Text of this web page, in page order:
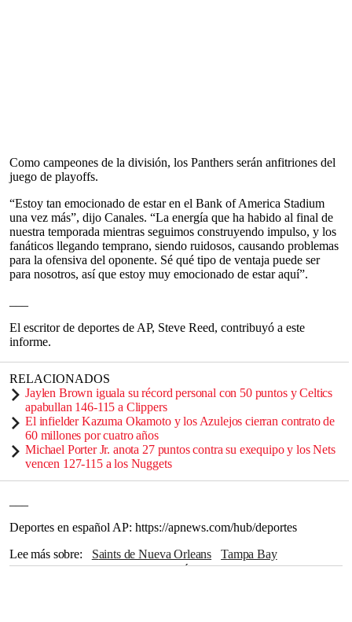
Como campeones de la división, los Panthers serán anfitriones del
juego de playoffs.
“Estoy tan emocionado de estar en el Bank of America Stadium
una vez más”, dijo Canales. “La energía que ha habido al final de
nuestra temporada mientras seguimos construyendo impulso, y los
fanáticos llegando temprano, siendo ruidosos, causando problemas
para la ofensiva del oponente. Sé qué tipo de ventaja puede ser
para nosotros, así que estoy muy emocionado de estar aquí”.
El escritor de deportes de AP, Steve Reed, contribuyó a este
informe.
RELACIONADOS
Jaylen Brown iguala su récord personal con 50 puntos y Celtics
apabullan 146-115 a Clippers
El infielder Kazuma Okamoto y los Azulejos cierran contrato de
60 millones por cuatro años
Michael Porter Jr. anota 27 puntos contra su exequipo y los Nets
vencen 127-115 a los Nuggets
Deportes en español AP: https://apnews.com/hub/deportes
Lee más sobre
Saints de Nueva Orleans
Tampa Bay